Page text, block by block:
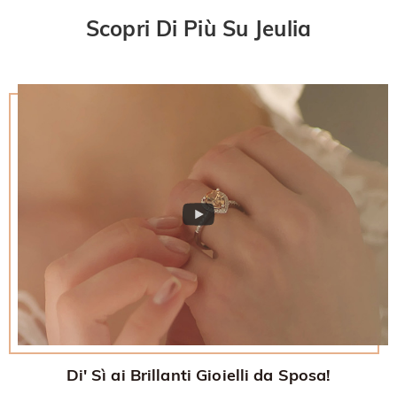
Scopri Di Più Su Jeulia
Di' Sì ai Brillanti Gioielli da Sposa!